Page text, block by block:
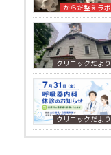
からだ整えラボ
クリニックだより
クリニックだより